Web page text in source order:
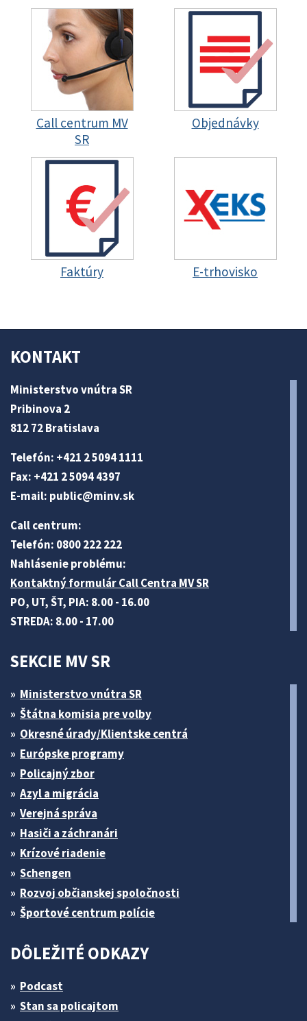
Call centrum MV
SR
Objednávky
Faktúry E-trhovisko
KONTAKT
Ministerstvo vnútra SR
Pribinova 2
812 72 Bratislava
Telefón: +421 2 5094 1111
Fax: +421 2 5094 4397
E-mail: public@minv.sk
Call centrum:
Telefón: 0800 222 222
Nahlásenie problému:
Kontaktný formulár Call Centra MV SR
PO, UT, ŠT, PIA: 8.00 - 16.00
STREDA: 8.00 - 17.00
SEKCIE MV SR
Ministerstvo vnútra SR
Štátna komisia pre volby
Okresné úrady/Klientske centrá
Európske programy
Policajný zbor
Azyl a migrácia
Verejná správa
Hasiči a záchranári
Krízové riadenie
Schengen
Rozvoj občianskej spoločnosti
Športové centrum polície
DÔLEŽITÉ ODKAZY
Podcast
Stan sa policajtom